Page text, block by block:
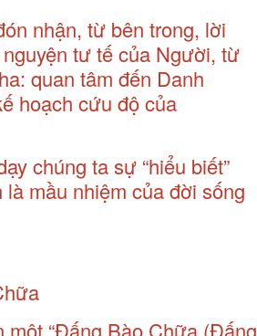
nhận, từ bên trong, lời
tư tế của Người, từ
quan tâm đến Danh
hoạch cứu độ của
chúng ta sự “hiểu biết”
mầu nhiệm của đời sống
“Đấng Bào Chữa (Đấng